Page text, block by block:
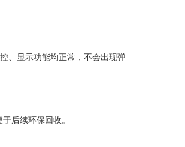
、显示功能均正常，不会出现弹
后续环保回收。